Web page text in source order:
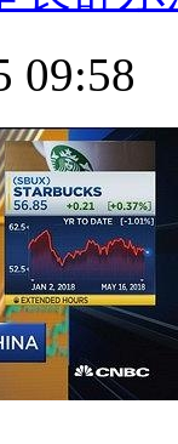
09:58